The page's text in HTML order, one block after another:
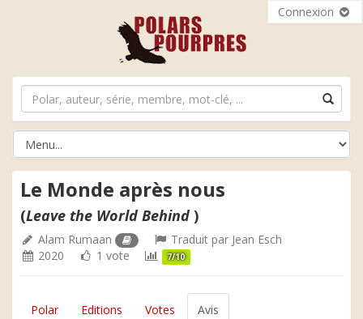
Connexion
Le Monde après nous
(Leave the World Behind )
Alam Rumaan Traduit par Jean Esch
2020
1 vote 7/10
Polar Editions Votes Avis